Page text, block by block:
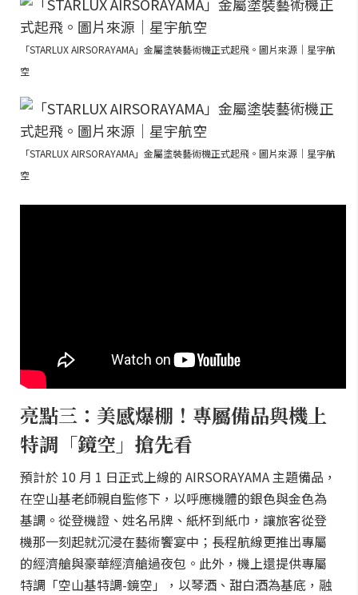
「STARLUX AIRSORAYAMA」金屬塗裝藝術機正式起飛。圖片來源｜星宇航
空
「STARLUX AIRSORAYAMA」金屬塗裝藝術機正式起飛。圖片來源｜星宇航
空
亮點三：美感爆棚！專屬備品與機上
特調「鏡空」搶先看
預計於 10 月 1 日正式上線的 AIRSORAYAMA 主題備品，
在空山基老師親自監修下，以呼應機體的銀色與金色為
基調。從登機證、姓名吊牌、紙杯到紙巾，讓旅客從登
機那一刻起就沉浸在藝術饗宴中；長程航線更推出專屬
的經濟艙與豪華經濟艙過夜包。此外，機上還提供專屬
特調「空山基特調-鏡空」，以琴酒、甜白酒為基底，融